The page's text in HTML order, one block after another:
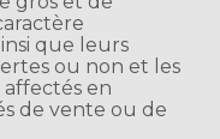
que leurs
ou non et les
en
de vente ou de